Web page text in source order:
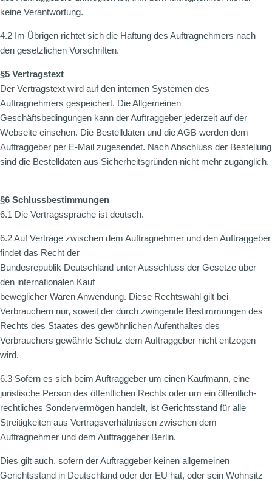
keine Verantwortung.
4.2 Im Übrigen richtet sich die Haftung des Auftragnehmers nach
den gesetzlichen Vorschriften.
§5 Vertragstext
​Der Vertragstext wird auf den internen Systemen des
Auftragnehmers gespeichert. Die Allgemeinen
Geschäftsbedingungen kann der Auftraggeber jederzeit auf der
Webseite einsehen. Die Bestelldaten und die AGB werden dem
Auftraggeber per E-Mail zugesendet. Nach Abschluss der Bestellung
sind die Bestelldaten aus Sicherheitsgründen nicht mehr zugänglich.
§6 Schlussbestimmungen
​6.1 Die Vertragssprache ist deutsch.
6.2 Auf Verträge zwischen dem Auftragnehmer und den Auftraggeber
findet das Recht der
Bundesrepublik Deutschland unter Ausschluss der Gesetze über
den internationalen Kauf
beweglicher Waren Anwendung. Diese Rechtswahl gilt bei
Verbrauchern nur, soweit der durch zwingende Bestimmungen des
Rechts des Staates des gewöhnlichen Aufenthaltes des
Verbrauchers gewährte Schutz dem Auftraggeber nicht entzogen
wird.
6.3 Sofern es sich beim Auftraggeber um einen Kaufmann, eine
juristische Person des öffentlichen Rechts oder um ein öffentlich-
rechtliches Sondervermögen handelt, ist Gerichtsstand für alle
Streitigkeiten aus Vertragsverhältnissen zwischen dem
Auftragnehmer und dem Auftraggeber Berlin.
Dies gilt auch, sofern der Auftraggeber keinen allgemeinen
Gerichtsstand in Deutschland oder der EU hat, oder sein Wohnsitz